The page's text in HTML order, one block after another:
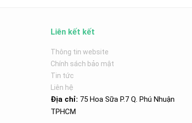
Liên kết kết
Thông tin website
Chính sách bảo mật
Tin tức
Liên hệ
Địa chỉ: 75 Hoa Sữa P.7 Q. Phú Nhuận
TPHCM